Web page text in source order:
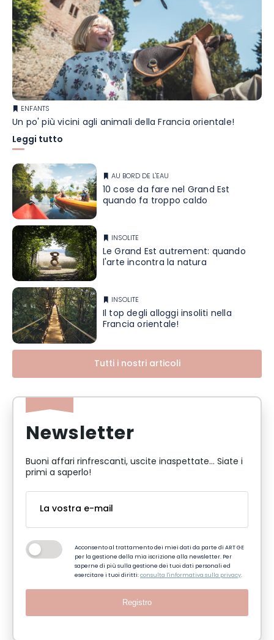
ENFANTS
Un po' più vicini agli animali della Francia orientale!
Leggi tutto
AU BORD DE L'EAU
10 cose da fare nel Grand Est
quando fa troppo caldo
INSOLITE
Le Grand Est autrement: quando
l'arte incontra la natura
INSOLITE
Il top degli alloggi insoliti nella
Francia orientale!
Tutti i nostri articoli
Newsletter
Buoni affari rinfrescanti, uscite inaspettate... Siate i
primi a saperlo!
Acconsento al trattamento dei miei dati da parte di ART GE
per la gestione della mia iscrizione alla newsletter. Per
saperne di più sulla gestione dei tuoi dati personali ed
esercitare i tuoi diritti:consulta l'informativa sulla privacy.
Registro